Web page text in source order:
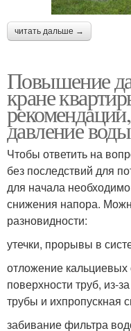
читать дальше →
Повышение
кране
давление
Чтобы ответить на
без последствий для
для начала
снижения напора.
разновидности:
утечки, прорывы в
отложение
поверхности труб, из-
трубы и ихпропускная
забивание фильтра